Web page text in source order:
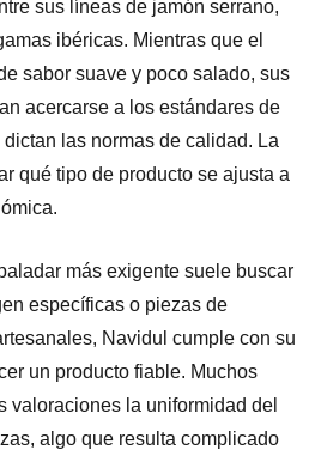
sus líneas de jamón serrano,
ibéricas. Mientras que el
sabor suave y poco salado, sus
acercarse a los estándares de
las normas de calidad. La
qué tipo de producto se ajusta a
más exigente suele buscar
específicas o piezas de
Navidul cumple con su
un producto fiable. Muchos
valoraciones la uniformidad del
algo que resulta complicado